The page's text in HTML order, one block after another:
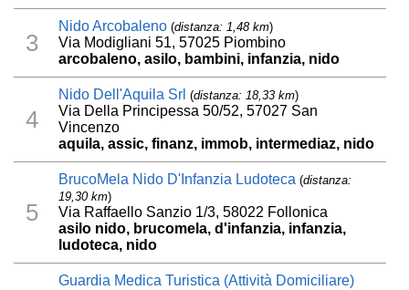
3
Nido Arcobaleno (distanza: 1,48 km)
Via Modigliani 51, 57025 Piombino
arcobaleno, asilo, bambini, infanzia, nido
4
Nido Dell'Aquila Srl (distanza: 18,33 km)
Via Della Principessa 50/52, 57027 San
Vincenzo
aquila, assic, finanz, immob, intermediaz, nido
5
BrucoMela Nido D'Infanzia Ludoteca (distanza:
19,30 km)
Via Raffaello Sanzio 1/3, 58022 Follonica
asilo nido, brucomela, d'infanzia, infanzia,
ludoteca, nido
Guardia Medica Turistica (Attività Domiciliare)